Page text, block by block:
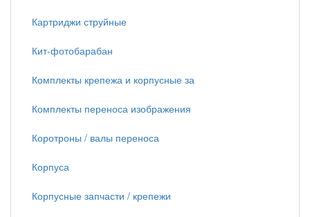
Картриджи струйные
Кит-фотобарабан
Комплекты крепежа и корпусные за
Комплекты переноса изображения
Коротроны / валы переноса
Корпуса
Корпусные запчасти / крепежи